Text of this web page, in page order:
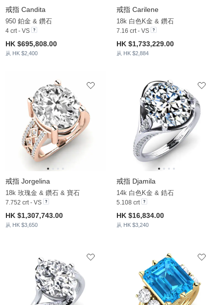
戒指 Candita
950 鉑金 & 鑽石
4 crt - VS
HK $695,808.00
从 HK $2,400
戒指 Carilene
18k 白色K金 & 鑽石
7.16 crt - VS
HK $1,733,229.00
从 HK $2,884
戒指 Jorgelina
18k 玫瑰金 & 鑽石 & 寶石
7.752 crt - VS
HK $1,307,743.00
从 HK $3,650
戒指 Djamila
14k 白色K金 & 鋯石
5.108 crt
HK $16,834.00
从 HK $3,240